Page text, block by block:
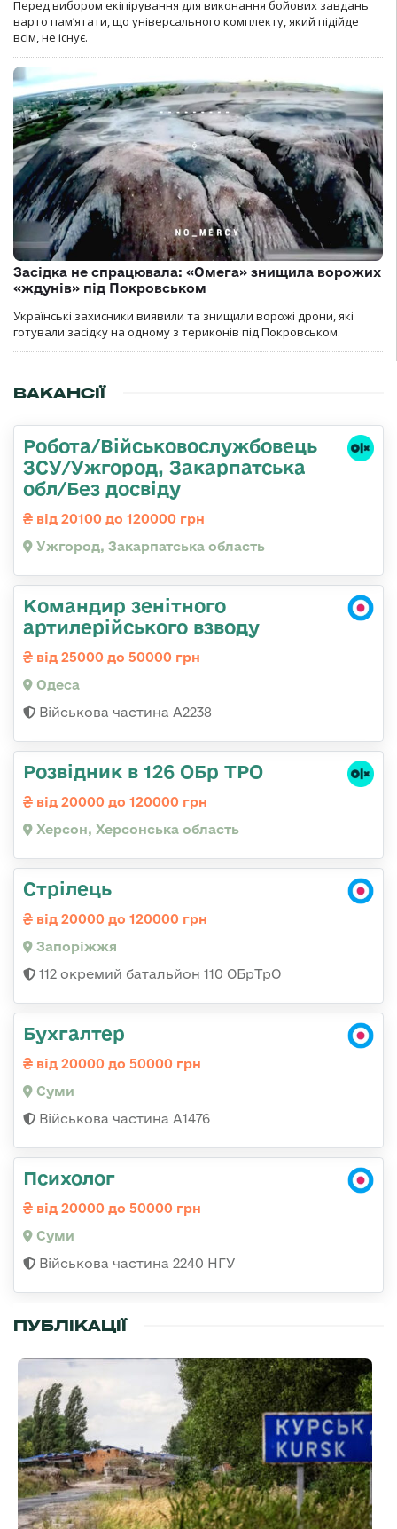
Перед вибором екіпірування для виконання бойових завдань
варто пам’ятати, що універсального комплекту, який підійде
всім, не існує.
Засідка не спрацювала: «Омега» знищила ворожих
«ждунів» під Покровськом
Українські захисники виявили та знищили ворожі дрони, які
готували засідку на одному з териконів під Покровськом.
ВАКАНСІЇ
Робота/Військовослужбовець
ЗСУ/Ужгород, Закарпатська
обл/Без досвіду
від 20100 до 120000 грн
Ужгород, Закарпатська область
Командир зенітного
артилерійського взводу
від 25000 до 50000 грн
Одеса
Військова частина А2238
Розвідник в 126 ОБр ТРО
від 20000 до 120000 грн
Херсон, Херсонська область
Стрілець
від 20000 до 120000 грн
Запоріжжя
112 окремий батальйон 110 ОБрТрО
Бухгалтер
від 20000 до 50000 грн
Суми
Військова частина А1476
Психолог
від 20000 до 50000 грн
Суми
Військова частина 2240 НГУ
ПУБЛІКАЦІЇ